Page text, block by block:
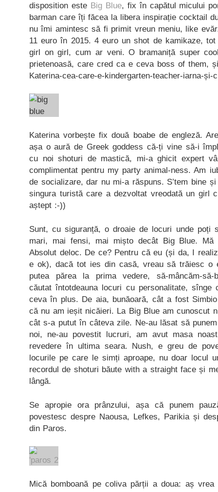
disposition este Big Blue, fix în capătul micului
barman care îți făcea la libera inspirație cocktail
nu îmi amintesc să fi primit vreun meniu, like
11 euro în 2015. 4 euro un shot de kamikaze,
girl on girl, cum ar veni. O bramaniță super
prietenoasă, care cred ca e ceva boss of them,
Katerina-cea-care-e-kindergarten-teacher-iarna-și-
Katerina vorbește fix două boabe de engleză.
așa o aură de Greek goddess că-ți vine să-i
cu noi shoturi de mastică, mi-a ghicit expert
complimentat pentru my party animal-ness. Am
de socializare, dar nu mi-a răspuns. S’tem bine
singura turistă care a dezvoltat vreodată un girl
aștept :-))
Sunt, cu siguranță, o droaie de locuri unde poți
mari, mai fensi, mai mișto decât Big Blue. Mă
Absolut deloc. De ce? Pentru că eu (și da, I
e ok), dacă tot ies din casă, vreau să trăiesc o
putea părea la prima vedere, să-mâncăm-să-
căutat întotdeauna locuri cu personalitate,
ceva în plus. De aia, bunăoară, cât a fost
că nu am ieșit nicăieri. La Big Blue am cunoscut
cât s-a putut în câteva zile. Ne-au lăsat să
noi, ne-au povestit lucruri, am avut masa
revedere în ultima seara. Nush, e greu de
locurile pe care le simți aproape, nu doar locul
recordul de shoturi băute with a straight face și
lângă.
Se apropie ora prânzului, așa că punem
povestesc despre Naousa, Lefkes, Parikia și
din Paros.
Mică bomboană pe coliva părții a doua: aș